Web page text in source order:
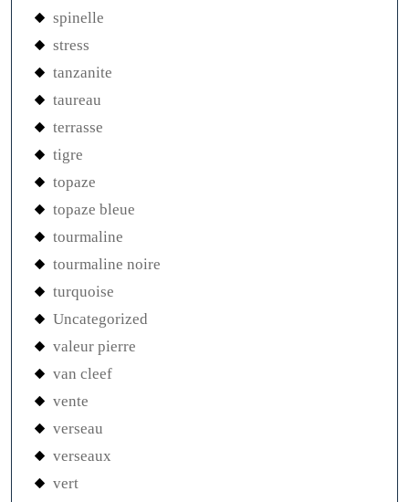
spinelle
stress
tanzanite
taureau
terrasse
tigre
topaze
topaze bleue
tourmaline
tourmaline noire
turquoise
Uncategorized
valeur pierre
van cleef
vente
verseau
verseaux
vert